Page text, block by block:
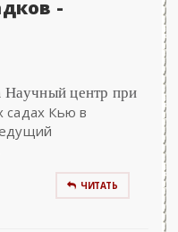
-
Научный центр при
садах Кью в
ЧИТАТЬ